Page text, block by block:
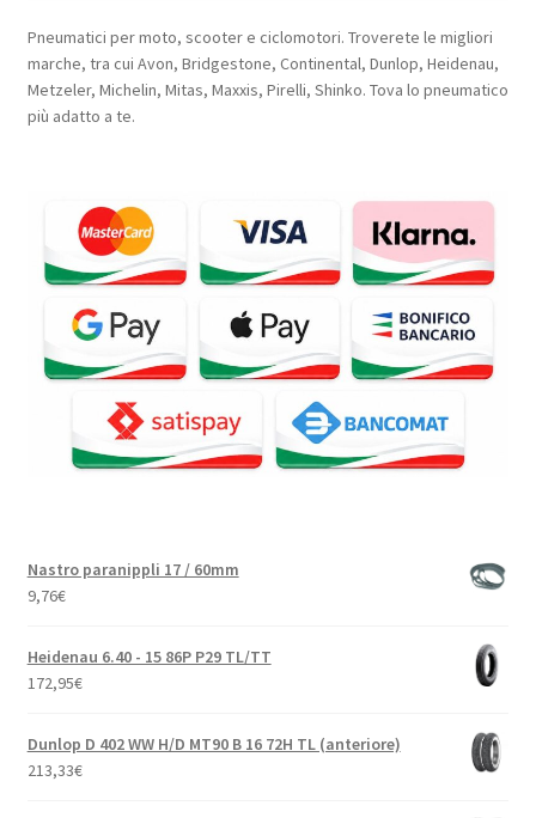
Pneumatici per moto, scooter e ciclomotori. Troverete le migliori
marche, tra cui Avon, Bridgestone, Continental, Dunlop, Heidenau,
Metzeler, Michelin, Mitas, Maxxis, Pirelli, Shinko. Tova lo pneumatico
più adatto a te.
Nastro paranippli 17 / 60mm
9,76€
Heidenau 6.40 - 15 86P P29 TL/TT
172,95€
Dunlop D 402 WW H/D MT90 B 16 72H TL (anteriore)
213,33€